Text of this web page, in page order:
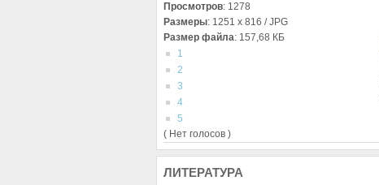
Просмотров: 1278
Размеры: 1251 x 816 / JPG
Размер файла: 157,68 КБ
1
2
3
4
5
( Нет голосов )
ЛИТЕРАТУРА